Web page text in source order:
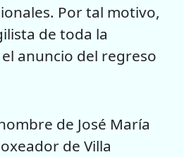
Por tal motivo,
de toda la
anuncio del regreso
de José María
de Villa